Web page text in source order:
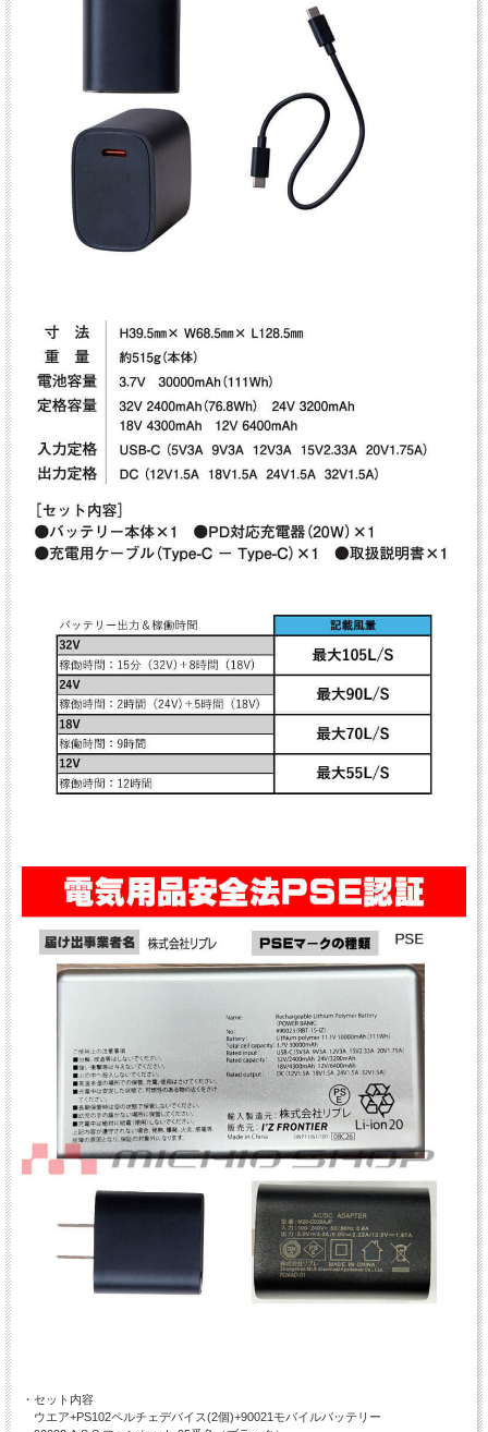
・セット内容
ウエア+PS102ペルチェデバイス(2個)+90021モバイルバッテリー